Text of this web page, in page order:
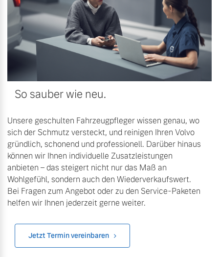
Mehr erfahren
So sauber wie neu.
Unsere geschulten Fahrzeugpfleger wissen genau, wo
sich der Schmutz versteckt, und reinigen Ihren Volvo
gründlich, schonend und professionell. Darüber hinaus
können wir Ihnen individuelle Zusatzleistungen
anbieten – das steigert nicht nur das Maß an
Wohlgefühl, sondern auch den Wiederverkaufswert.
Bei Fragen zum Angebot oder zu den Service-Paketen
helfen wir Ihnen jederzeit gerne weiter.
Jetzt Termin vereinbaren